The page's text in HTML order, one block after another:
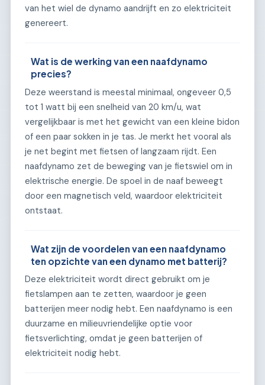
van het wiel de dynamo aandrijft en zo elektriciteit
genereert.
Wat is de werking van een naafdynamo
precies?
Deze weerstand is meestal minimaal, ongeveer 0,5
tot 1 watt bij een snelheid van 20 km/u, wat
vergelijkbaar is met het gewicht van een kleine bidon
of een paar sokken in je tas. Je merkt het vooral als
je net begint met fietsen of langzaam rijdt. Een
naafdynamo zet de beweging van je fietswiel om in
elektrische energie. De spoel in de naaf beweegt
door een magnetisch veld, waardoor elektriciteit
ontstaat.
Wat zijn de voordelen van een naafdynamo
ten opzichte van een dynamo met batterij?
Deze elektriciteit wordt direct gebruikt om je
fietslampen aan te zetten, waardoor je geen
batterijen meer nodig hebt. Een naafdynamo is een
duurzame en milieuvriendelijke optie voor
fietsverlichting, omdat je geen batterijen of
elektriciteit nodig hebt.